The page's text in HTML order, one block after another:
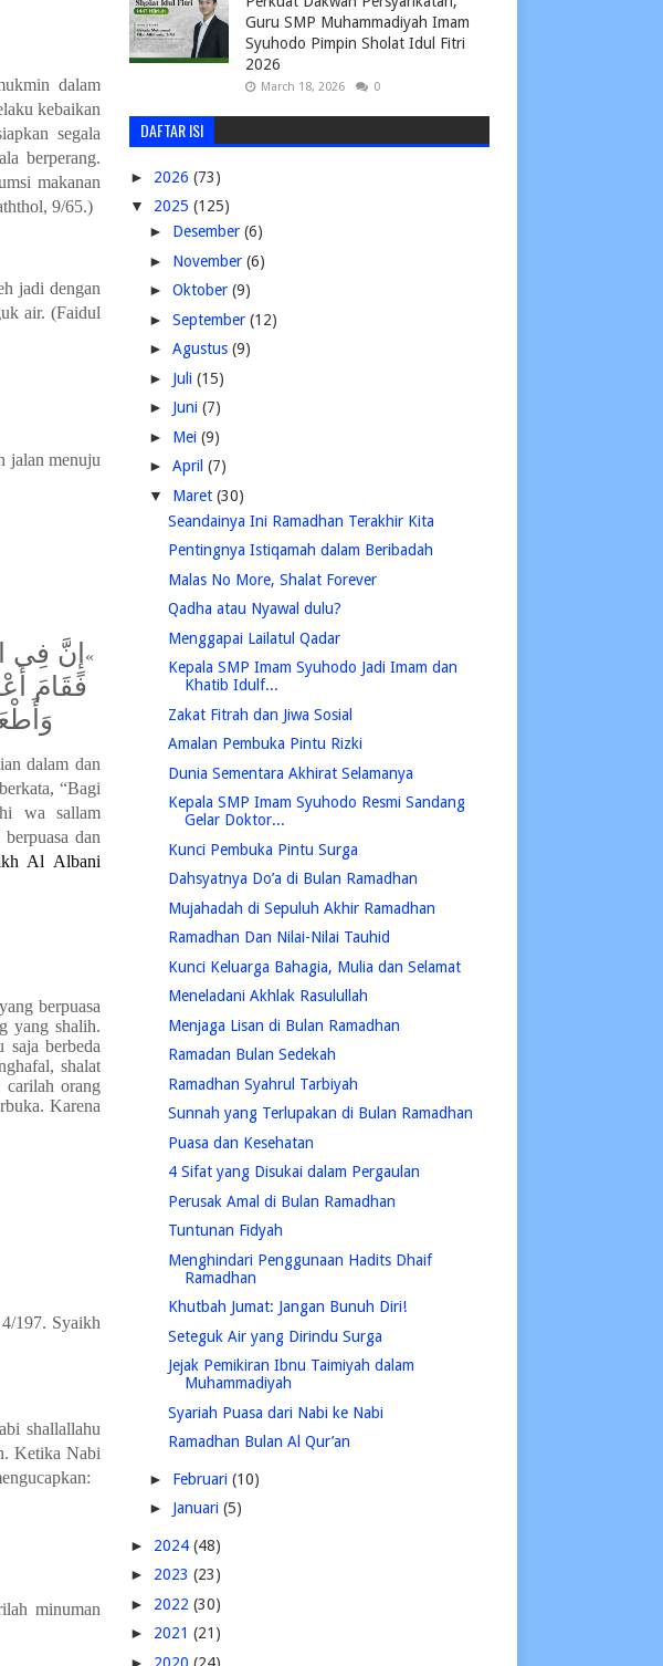
dalam
kebaikan
segala
berperang.
makanan
9/65.)
jadi dengan
air. (Faidul
jalan menuju
«إِنَّ فِى
فَقَامَ
dalam dan
“Bagi
wa sallam
dan
Al Albani
berpuasa
yang shalih.
saja berbeda
shalat
carilah orang
Karena
197. Syaikh
shallallahu
Ketika Nabi
:
minuman
Guru SMP Muhammadiyah Imam
Syuhodo Pimpin Sholat Idul Fitri
2026
March 18, 2026 0
DAFTAR ISI
► 2026 (73)
▼ 2025 (125)
► Desember (6)
► November (6)
► Oktober (9)
► September (12)
► Agustus (9)
► Juli (15)
► Juni (7)
► Mei (9)
► April (7)
▼ Maret (30)
Seandainya Ini Ramadhan Terakhir Kita
Pentingnya Istiqamah dalam Beribadah
Malas No More, Shalat Forever
Qadha atau Nyawal dulu?
Menggapai Lailatul Qadar
Kepala SMP Imam Syuhodo Jadi Imam dan
Khatib Idulf...
Zakat Fitrah dan Jiwa Sosial
Amalan Pembuka Pintu Rizki
Dunia Sementara Akhirat Selamanya
Kepala SMP Imam Syuhodo Resmi Sandang
Gelar Doktor...
Kunci Pembuka Pintu Surga
Dahsyatnya Do’a di Bulan Ramadhan
Mujahadah di Sepuluh Akhir Ramadhan
Ramadhan Dan Nilai-Nilai Tauhid
Kunci Keluarga Bahagia, Mulia dan Selamat
Meneladani Akhlak Rasulullah
Menjaga Lisan di Bulan Ramadhan
Ramadan Bulan Sedekah
Ramadhan Syahrul Tarbiyah
Sunnah yang Terlupakan di Bulan Ramadhan
Puasa dan Kesehatan
4 Sifat yang Disukai dalam Pergaulan
Perusak Amal di Bulan Ramadhan
Tuntunan Fidyah
Menghindari Penggunaan Hadits Dhaif
Ramadhan
Khutbah Jumat: Jangan Bunuh Diri!
Seteguk Air yang Dirindu Surga
Jejak Pemikiran Ibnu Taimiyah dalam
Muhammadiyah
Syariah Puasa dari Nabi ke Nabi
Ramadhan Bulan Al Qur’an
► Februari (10)
► Januari (5)
► 2024 (48)
► 2023 (23)
► 2022 (30)
► 2021 (21)
► 2020 (24)